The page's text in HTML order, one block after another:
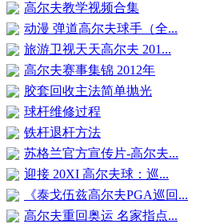
高尔夫教学视频合集
动漫 弹道高尔夫球手（全...
旅游卫视天天高尔夫 201...
高尔夫赛事集锦 2012年
胶套回收主法简单抛光
球杆维修过程
铁杆退杆方法
苏格兰官方宣传片-高尔夫...
迎接 20XI 高尔夫球：巡...
《泰戈伍兹高尔夫PGA巡回...
高尔夫重回奥运 名家指点...